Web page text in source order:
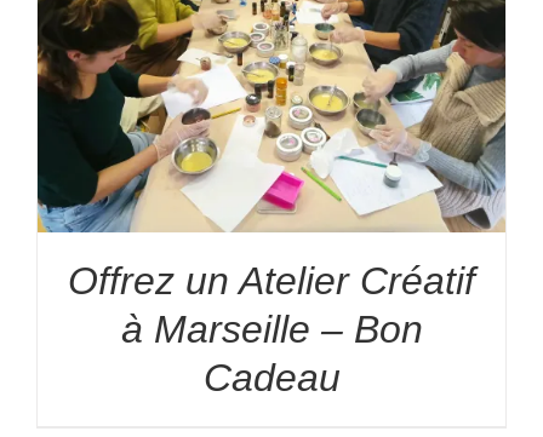
Offrez un Atelier Créatif
à Marseille – Bon
Cadeau